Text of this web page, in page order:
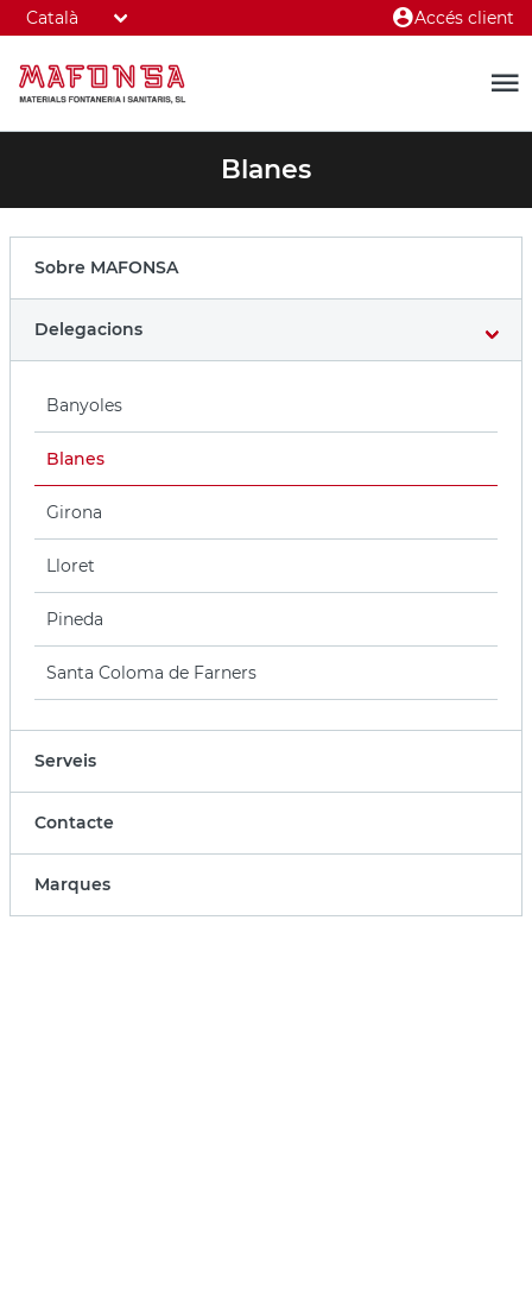
Accés client
Blanes
Sobre MAFONSA
Delegacions
Banyoles
Blanes
Girona
Lloret
Pineda
Santa Coloma de Farners
Serveis
Contacte
Marques